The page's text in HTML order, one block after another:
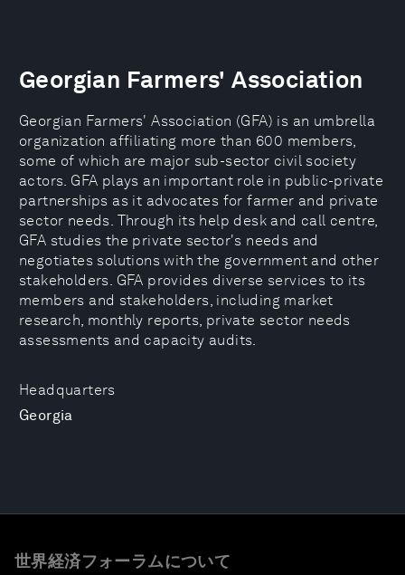
Headquarters
Georgia
Georgian Farmers' Association
Georgian Farmers' Association (GFA) is an umbrella
organization affiliating more than 600 members,
some of which are major sub-sector civil society
actors. GFA plays an important role in public-private
partnerships as it advocates for farmer and private
sector needs. Through its help desk and call centre,
GFA studies the private sector's needs and
negotiates solutions with the government and other
stakeholders. GFA provides diverse services to its
members and stakeholders, including market
research, monthly reports, private sector needs
assessments and capacity audits.
世界経済フォーラムについて